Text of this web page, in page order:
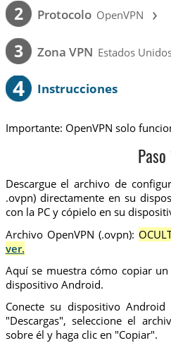
2 Protocolo OpenVPN ›
3 Zona VPN Estados
4 Instrucciones
Importante: OpenVPN solo
Paso 1
Descargue el archivo de
.ovpn) directamente en su
con la PC y cópielo en su
Archivo OpenVPN (.ovpn):
ver.
Aquí se muestra cómo copiar
dispositivo Android.
Conecte su dispositivo
"Descargas", seleccione el
sobre él y haga clic en "Copiar".